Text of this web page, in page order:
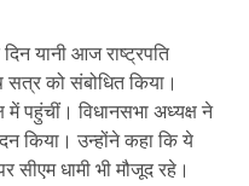
यानी आज राष्ट्रपति
सत्र को संबोधित किया।
में पहुंचीं। विधानसभा अध्यक्ष ने
किया। उन्होंने कहा कि ये
सीएम धामी भी मौजूद रहे।